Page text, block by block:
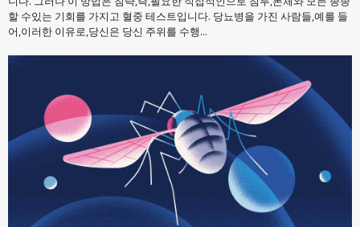
할 수있는 기회를 가지고 혈중 테스트입니다. 당뇨병을 가진 사람들,예를 들
어,이러한 이유로,당신은 당신 주위를 수행...